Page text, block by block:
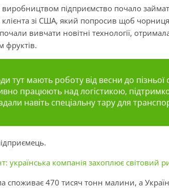
підприємство почало
зі США, який попросив щоб чорниця
вивчати новітні технології,
фруктів.
тут мають роботу від весни до
працюють над логістикою,
навіть спеціальну тару для
українська компанія захоплює світовий
споживає 470 тисяч тонн малини, а